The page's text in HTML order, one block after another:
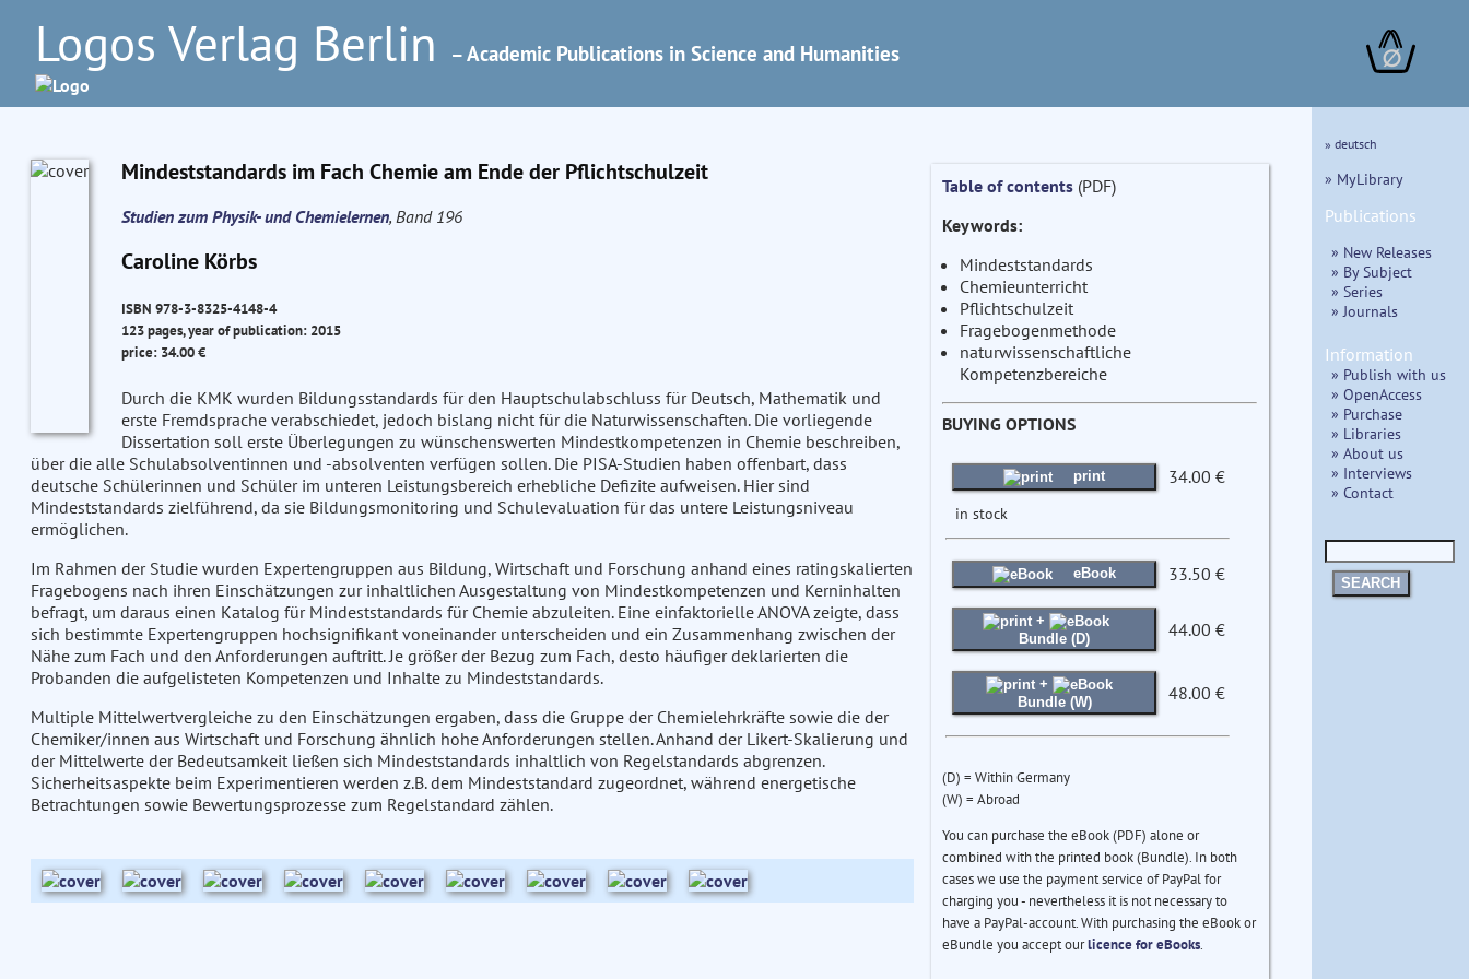
Logos Verlag Berlin – Academic Publications in Science and Humanities ∅
Mindeststandards im Fach Chemie am Ende der Pflichtschulzeit
Studien zum Physik- und Chemielernen, Band 196
Caroline Körbs
ISBN 978-3-8325-4148-4
123 pages, year of publication: 2015
price: 34.00 €
Durch die KMK wurden Bildungsstandards für den Hauptschulabschluss für Deutsch, Mathematik und
erste Fremdsprache verabschiedet, jedoch bislang nicht für die Naturwissenschaften. Die vorliegende
Dissertation soll erste Überlegungen zu wünschenswerten Mindestkompetenzen in Chemie beschreiben,
über die alle Schulabsolventinnen und -absolventen verfügen sollen. Die PISA-Studien haben offenbart, dass
deutsche Schülerinnen und Schüler im unteren Leistungsbereich erhebliche Defizite aufweisen. Hier sind
Mindeststandards zielführend, da sie Bildungsmonitoring und Schulevaluation für das untere Leistungsniveau
ermöglichen.
Im Rahmen der Studie wurden Expertengruppen aus Bildung, Wirtschaft und Forschung anhand eines ratingskalierten
Fragebogens nach ihren Einschätzungen zur inhaltlichen Ausgestaltung von Mindestkompetenzen und Kerninhalten
befragt, um daraus einen Katalog für Mindeststandards für Chemie abzuleiten. Eine einfaktorielle ANOVA zeigte, dass
sich bestimmte Expertengruppen hochsignifikant voneinander unterscheiden und ein Zusammenhang zwischen der
Nähe zum Fach und den Anforderungen auftritt. Je größer der Bezug zum Fach, desto häufiger deklarierten die
Probanden die aufgelisteten Kompetenzen und Inhalte zu Mindeststandards.
Multiple Mittelwertvergleiche zu den Einschätzungen ergaben, dass die Gruppe der Chemielehrkräfte sowie die der
Chemiker/innen aus Wirtschaft und Forschung ähnlich hohe Anforderungen stellen. Anhand der Likert-Skalierung und
der Mittelwerte der Bedeutsamkeit ließen sich Mindeststandards inhaltlich von Regelstandards abgrenzen.
Sicherheitsaspekte beim Experimentieren werden z.B. dem Mindeststandard zugeordnet, während energetische
Betrachtungen sowie Bewertungsprozesse zum Regelstandard zählen.
Table of contents(PDF)
Keywords:
Mindeststandards
Chemieunterricht
Pflichtschulzeit
Fragebogenmethode
naturwissenschaftliche
Kompetenzbereiche
BUYING OPTIONS
print 34.00 €
in stock
eBook 33.50 €
+
Bundle (D)
44.00 €
+
Bundle (W)
48.00 €
(D) = Within Germany
(W) = Abroad
You can purchase the eBook (PDF) alone or
combined with the printed book (Bundle). In both
cases we use the payment service of PayPal for
charging you - nevertheless it is not necessary to
have a PayPal-account. With purchasing the eBook or
eBundle you accept ourlicence for eBooks.
» deutsch
» MyLibrary
Publications
» New Releases
» By Subject
» Series
» Journals
Information
» Publish with us
» OpenAccess
» Purchase
» Libraries
» About us
» Interviews
» Contact
SEARCH